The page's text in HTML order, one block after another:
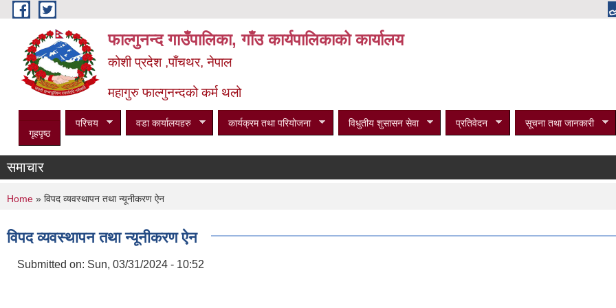
Skip to main content
फाल्गुनन्द गाउँपालिका, गाँउ कार्यपालिकाको कार्यालय
कोशी प्रदेश ,पाँचथर, नेपाल
महागुरु फाल्गुनन्दको कर्म थलो
गृहपृष्ठ
परिचय वडा कार्यालयहरु कार्यक्रम तथा परियोजना विधुतीय शुसासन सेवा प्रतिवेदन सूचना तथा जानकारी
समाचार
You are here
Home » विपद व्यवस्थापन तथा न्यूनीकरण ऐन
विपद व्यवस्थापन तथा न्यूनीकरण ऐन
Submitted on: Sun, 03/31/2024 - 10:52